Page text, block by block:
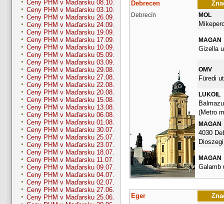
Ceny PHM v Maďarsku 08.10.
Ceny PHM v Maďarsku 03.10.
Ceny PHM v Maďarsku 26.09.
Ceny PHM v Maďarsku 24.09.
Ceny PHM v Maďarsku 19.09.
Ceny PHM v Maďarsku 17.09.
Ceny PHM v Maďarsku 10.09.
Ceny PHM v Maďarsku 05.09.
Ceny PHM v Maďarsku 03.09.
Ceny PHM v Maďarsku 29.08.
Ceny PHM v Maďarsku 27.08.
Ceny PHM v Maďarsku 22.08.
Ceny PHM v Maďarsku 20.08.
Ceny PHM v Maďarsku 15.08.
Ceny PHM v Maďarsku 13.08.
Ceny PHM v Maďarsku 06.08.
Ceny PHM v Maďarsku 01.08.
Ceny PHM v Maďarsku 30.07.
Ceny PHM v Maďarsku 25.07.
Ceny PHM v Maďarsku 23.07.
Ceny PHM v Maďarsku 18.07.
Ceny PHM v Maďarsku 11.07.
Ceny PHM v Maďarsku 09.07.
Ceny PHM v Maďarsku 04.07.
Ceny PHM v Maďarsku 02.07.
Ceny PHM v Maďarsku 27.06.
Ceny PHM v Maďarsku 25.06.
Debrecen
Debrecín MOL
MAGAN
Gizella
OMV
Füredi
LUKOIL
(Metro
MAGAN
4030
MAGAN
Galamb
Eger